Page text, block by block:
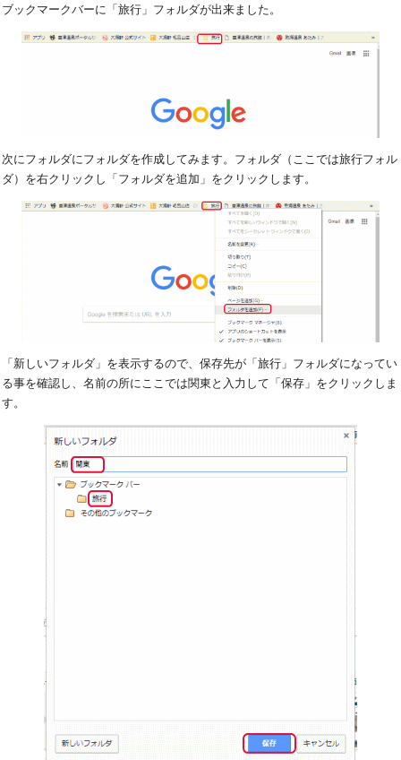
ブックマークバーに「旅行」フォルダが出来ました。
次にフォルダにフォルダを作成してみます。フォルダ（ここでは旅行フォル
ダ）を右クリックし「フォルダを追加」をクリックします。
「新しいフォルダ」を表示するので、保存先が「旅行」フォルダになってい
る事を確認し、名前の所にここでは関東と入力して「保存」をクリックしま
す。